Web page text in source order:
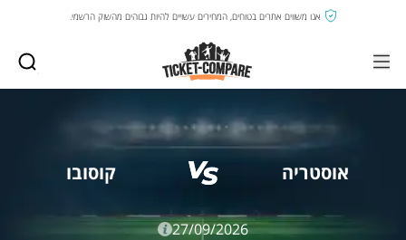
אנו משווים אתרים בטוחים, המחירים עשויים להיות גבוהים מהשוק הרשמי.
אוסטריה קוסובו
27/09/2026